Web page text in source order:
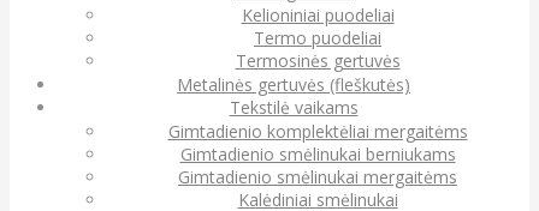
Kelioniniai puodeliai
Termo puodeliai
Termosinės gertuvės
Metalinės gertuvės (fleškutės)
Tekstilė vaikams
Gimtadienio komplektėliai mergaitėms
Gimtadienio smėlinukai berniukams
Gimtadienio smėlinukai mergaitėms
Kalėdiniai smėlinukai